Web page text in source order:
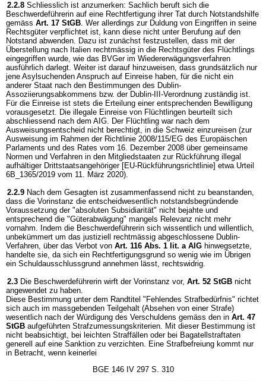
2.2.8 Schliesslich ist anzumerken: Sachlich beruft sich die
Beschwerdeführerin auf eine Rechtfertigung ihrer Tat durch Notstandshilfe
gemäss Art. 17 StGB. Wer allerdings zur Duldung von Eingriffen in seine
Rechtsgüter verpflichtet ist, kann diese nicht unter Berufung auf den
Notstand abwenden. Dazu ist zunächst festzustellen, dass mit der
Überstellung nach Italien rechtmässig in die Rechtsgüter des Flüchtlings
eingegriffen wurde, wie das BVGer im Wiedererwägungsverfahren
ausführlich darlegt. Weiter ist darauf hinzuweisen, dass grundsätzlich nur
jene Asylsuchenden Anspruch auf Einreise haben, für die nicht ein
anderer Staat nach den Bestimmungen des Dublin-
Assoziierungsabkommens bzw. der Dublin-III-Verordnung zuständig ist.
Für die Einreise ist stets die Erteilung einer entsprechenden Bewilligung
vorausgesetzt. Die illegale Einreise von Flüchtlingen beurteilt sich
abschliessend nach dem AIG. Der Flüchtling war nach dem
Ausweisungsentscheid nicht berechtigt, in die Schweiz einzureisen (zur
Ausweisung im Rahmen der Richtlinie 2008/115/EG des Europäischen
Parlaments und des Rates vom 16. Dezember 2008 über gemeinsame
Normen und Verfahren in den Mitgliedstaaten zur Rückführung illegal
aufhältiger Drittstaatsangehöriger [EU-Rückführungsrichtlinie] etwa Urteil
6B_1365/2019 vom 11. März 2020).
2.2.9 Nach dem Gesagten ist zusammenfassend nicht zu beanstanden,
dass die Vorinstanz die entscheidwesentlich notstandsbegründende
Voraussetzung der "absoluten Subsidiarität" nicht bejahte und
entsprechend die "Güterabwägung" mangels Relevanz nicht mehr
vornahm. Indem die Beschwerdeführerin sich wissentlich und willentlich,
unbekümmert um das justiziell rechtmässig abgeschlossene Dublin-
Verfahren, über das Verbot von Art. 116 Abs. 1 lit. a AIG hinwegsetzte,
handelte sie, da sich ein Rechtfertigungsgrund so wenig wie im Übrigen
ein Schuldausschlussgrund annehmen lässt, rechtswidrig.
2.3 Die Beschwerdeführerin wirft der Vorinstanz vor, Art. 52 StGB nicht
angewendet zu haben.
Diese Bestimmung unter dem Randtitel "Fehlendes Strafbedürfnis" richtet
sich auch im massgebenden Teilgehalt (Absehen von einer Strafe)
wesentlich nach der Würdigung des Verschuldens gemäss den in Art. 47
StGB aufgeführten Strafzumessungskriterien. Mit dieser Bestimmung ist
nicht beabsichtigt, bei leichten Straffällen oder bei Bagatellstraftaten
generell auf eine Sanktion zu verzichten. Eine Strafbefreiung kommt nur
in Betracht, wenn keinerlei
BGE 146 IV 297 S. 310